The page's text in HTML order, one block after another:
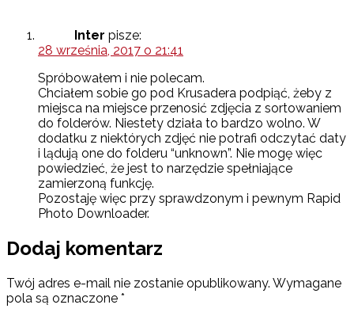
Inter pisze:
28 września, 2017 o 21:41
Spróbowałem i nie polecam.
Chciałem sobie go pod Krusadera podpiąć, żeby z
miejsca na miejsce przenosić zdjęcia z sortowaniem
do folderów. Niestety działa to bardzo wolno. W
dodatku z niektórych zdjęć nie potrafi odczytać daty
i lądują one do folderu “unknown”. Nie mogę więc
powiedzieć, że jest to narzędzie spełniające
zamierzoną funkcję.
Pozostaję więc przy sprawdzonym i pewnym Rapid
Photo Downloader.
Dodaj komentarz
Twój adres e-mail nie zostanie opublikowany. Wymagane
pola są oznaczone *